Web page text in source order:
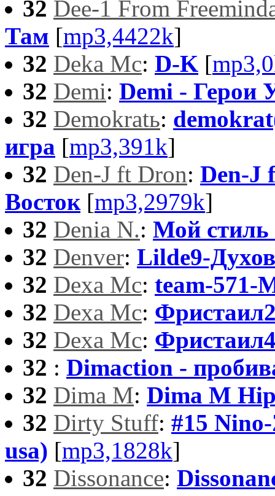
32 Dee-1 From
Там [mp3,4422k]
32 Deka Mc: D-K [
32 Demi: Demi - Герои
32 Demokratь:
игра [mp3,391k]
32 Den-J ft Dron: Den-J
Восток[mp3,2979k]
32 Denia N.: Мой стиль
32 Denver: Lilde9-
32 Dexa Mc: team-
32 Dexa Mc:
32 Dexa Mc:
32 : Dimaction -
32 Dima M: Dima M
32 Dirty Stuff: #15
usa) [mp3,1828k]
32 Dissonance: